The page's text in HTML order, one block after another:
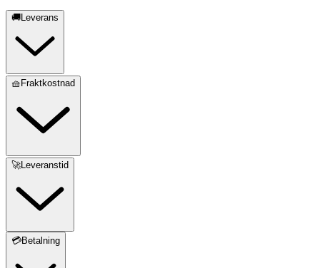
🚚Leverans
🧺Fraktkostnad
🚀Leveranstid
💳Betalning